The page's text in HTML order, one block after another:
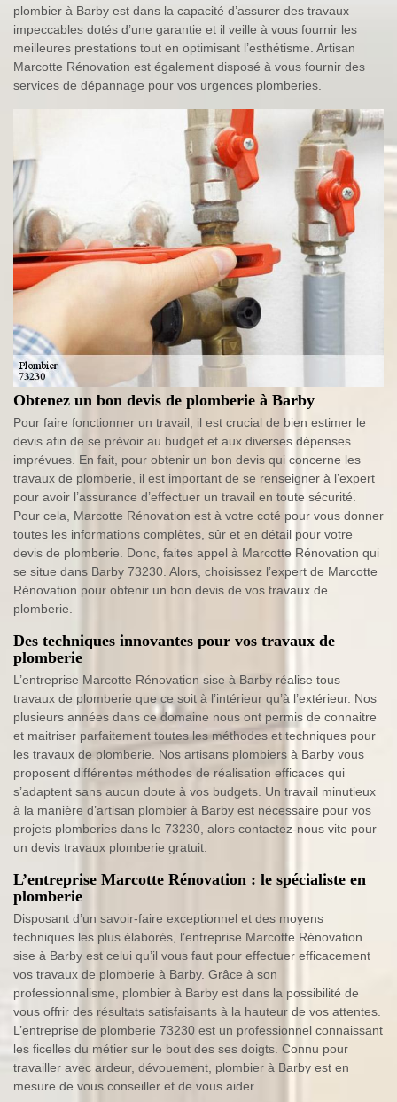
plombier à Barby est dans la capacité d’assurer des travaux
impeccables dotés d’une garantie et il veille à vous fournir les
meilleures prestations tout en optimisant l’esthétisme. Artisan
Marcotte Rénovation est également disposé à vous fournir des
services de dépannage pour vos urgences plomberies.
Obtenez un bon devis de plomberie à Barby
Pour faire fonctionner un travail, il est crucial de bien estimer le
devis afin de se prévoir au budget et aux diverses dépenses
imprévues. En fait, pour obtenir un bon devis qui concerne les
travaux de plomberie, il est important de se renseigner à l’expert
pour avoir l’assurance d’effectuer un travail en toute sécurité.
Pour cela, Marcotte Rénovation est à votre coté pour vous donner
toutes les informations complètes, sûr et en détail pour votre
devis de plomberie. Donc, faites appel à Marcotte Rénovation qui
se situe dans Barby 73230. Alors, choisissez l’expert de Marcotte
Rénovation pour obtenir un bon devis de vos travaux de
plomberie.
Des techniques innovantes pour vos travaux de
plomberie
L’entreprise Marcotte Rénovation sise à Barby réalise tous
travaux de plomberie que ce soit à l’intérieur qu’à l’extérieur. Nos
plusieurs années dans ce domaine nous ont permis de connaitre
et maitriser parfaitement toutes les méthodes et techniques pour
les travaux de plomberie. Nos artisans plombiers à Barby vous
proposent différentes méthodes de réalisation efficaces qui
s’adaptent sans aucun doute à vos budgets. Un travail minutieux
à la manière d’artisan plombier à Barby est nécessaire pour vos
projets plomberies dans le 73230, alors contactez-nous vite pour
un devis travaux plomberie gratuit.
L’entreprise Marcotte Rénovation : le spécialiste en
plomberie
Disposant d’un savoir-faire exceptionnel et des moyens
techniques les plus élaborés, l’entreprise Marcotte Rénovation
sise à Barby est celui qu’il vous faut pour effectuer efficacement
vos travaux de plomberie à Barby. Grâce à son
professionnalisme, plombier à Barby est dans la possibilité de
vous offrir des résultats satisfaisants à la hauteur de vos attentes.
L’entreprise de plomberie 73230 est un professionnel connaissant
les ficelles du métier sur le bout des ses doigts. Connu pour
travailler avec ardeur, dévouement, plombier à Barby est en
mesure de vous conseiller et de vous aider.